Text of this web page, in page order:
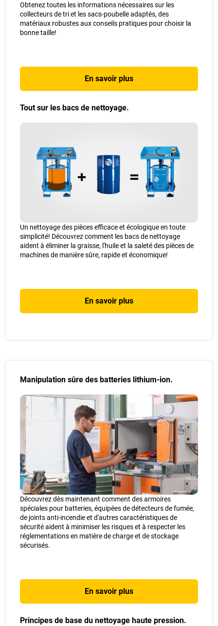
Obtenez toutes les informations nécessaires sur les
collecteurs de tri et les sacs-poubelle adaptés, des
matériaux robustes aux conseils pratiques pour choisir la
bonne taille!
En savoir plus
Tout sur les bacs de nettoyage.
Un nettoyage des pièces efficace et écologique en toute
simplicité! Découvrez comment les bacs de nettoyage
aident à éliminer la graisse, l'huile et la saleté des pièces de
machines de manière sûre, rapide et économique!
En savoir plus
Manipulation sûre des batteries lithium-ion.
Découvrez dès maintenant comment des armoires
spéciales pour batteries, équipées de détecteurs de fumée,
de joints anti-incendie et d'autres caractéristiques de
sécurité aident à minimiser les risques et à respecter les
réglementations en matière de charge et de stockage
sécurisés.
En savoir plus
Principes de base du nettoyage haute pression.